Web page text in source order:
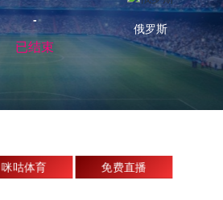
-
已结束
俄罗斯
咪咕体育 免费直播